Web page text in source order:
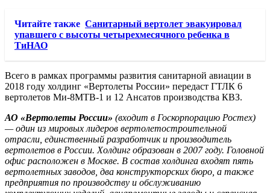
Читайте также Санитарный вертолет эвакуировал
упавшего с высоты четырехмесячного ребенка в
ТиНАО
Всего в рамках программы развития санитарной авиации в
2018 году холдинг «Вертолеты России» передаст ГТЛК 6
вертолетов Ми-8МТВ-1 и 12 Ансатов производства КВЗ.
АО «Вертолеты России» (входит в Госкорпорацию Ростех)
— один из мировых лидеров вертолетостроительной
отрасли, единственный разработчик и производитель
вертолетов в России. Холдинг образован в 2007 году. Головной
офис расположен в Москве. В состав холдинга входят пять
вертолетных заводов, два конструкторских бюро, а также
предприятия по производству и обслуживанию